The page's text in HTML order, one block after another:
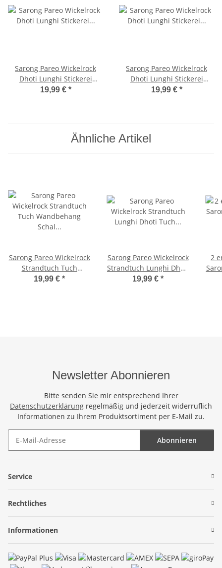
Sarong Pareo Wickelrock
Dhoti Lunghi Stickerei
Schmetterling Tuch
19,99 € *
Sarong Pareo Wickelrock
Dhoti Lunghi Stickerei
Schmetterling Tuch Lila
19,99 € *
Ähnliche Artikel
Sarong Pareo Wickelrock
Strandtuch Tuch
Wandbehang Schal
19,99 € *
Sarong Pareo Wickelrock
Strandtuch Lunghi Dhoti
Tuch Schlicht Uni Hell
19,99 € *
2
Newsletter Abonnieren
Bitte senden Sie mir entsprechend Ihrer
Datenschutzerklärung regelmäßig und jederzeit widerruflich
Informationen zu Ihrem Produktsortiment per E-Mail zu.
Abonnieren
Service
Rechtliches
Informationen